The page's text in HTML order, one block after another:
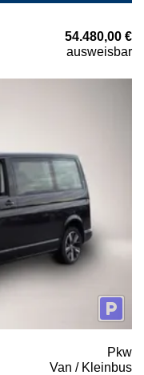
54.480,00 €
ausweisbar
Pkw
Van / Kleinbus